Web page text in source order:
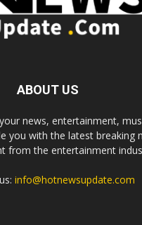
ABOUT US
news, entertainment,
you with the latest breaking
from the entertainment
info@hotnewsupdate.com